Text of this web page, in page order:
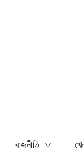
রাজনীতি